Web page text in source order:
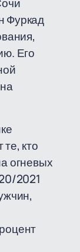
Фуркад
Его
кто
огневых
2021